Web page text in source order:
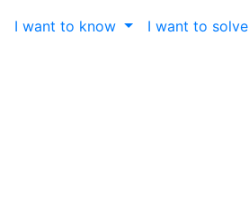
I want to know I want to solve